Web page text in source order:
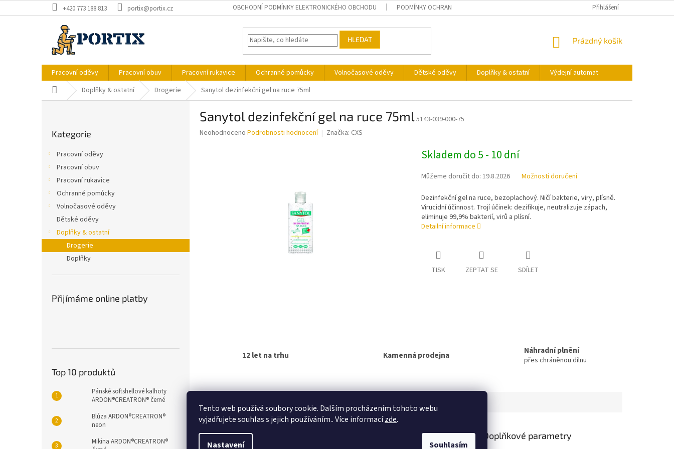
Tento web používá soubory cookie. Dalším procházením tohoto webu
vyjadřujete souhlas s jejich používáním.. Více informacízde.
Nastavení Souhlasím
na
+420 773 188 813 portix@portix.cz OBCHODNÍ PODMÍNKY ELEKTRONICKÉHO OBCHODU PODMÍNKY OCHRANY OSOBNÍCH ÚDAJŮ VÝDEJNÍ AUTOMAT
Přihlášení
HLEDAT
NÁKUPNÍ
Prázdný košík
Pracovní oděvy Pracovní obuv Pracovní rukavice Ochranné pomůcky Volnočasové oděvy Dětské oděvy Doplňky & ostatní
Výdejní automat
Domů Doplňky & ostatní Drogerie Sanytol dezinfekční gel na ruce 75ml
e
l
kategorie
Kategorie
Pracovní oděvy
Pracovní obuv
Pracovní rukavice
Ochranné pomůcky
Volnočasové oděvy
Dětské oděvy
Doplňky & ostatní
Drogerie
Doplňky
Přijímáme online platby
Top 10 produktů
Pánské softshellové kalhoty
ARDON®CREATRON® černé
Blůza ARDON®CREATRON®
neon
Mikina ARDON®CREATRON®
Sanytol dezinfekční gel na ruce 75ml5143-039-000-75
Průměrné
Neohodnoceno Podrobnosti hodnocení Značka: CXS
Skladem do 5 - 10 dní
Můžeme doručit do: 19.8.2026 Možnosti doručení
Dezinfekční gel na ruce, bezoplachový. Ničí bakterie, viry, plísně.
Virucidní účinnost. Trojí účinek: dezifikuje, neutralizuje zápach,
eliminuje 99,9% bakterií, virů a plísní.
Detailní informace
TISK ZEPTAT SE SDÍLET
12 let na trhu Kamenná prodejna Náhradní plnění
přes chráněnou dílnu
Detailní popis produktu Doplňkové parametry